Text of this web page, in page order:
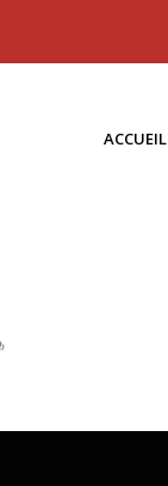
ACCUEIL